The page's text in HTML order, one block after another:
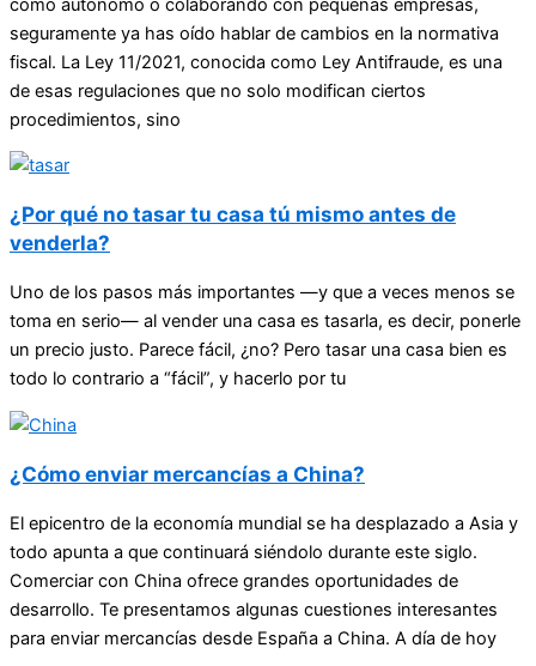
como autónomo o colaborando con pequeñas empresas,
seguramente ya has oído hablar de cambios en la normativa
fiscal. La Ley 11/2021, conocida como Ley Antifraude, es una
de esas regulaciones que no solo modifican ciertos
procedimientos, sino
¿Por qué no tasar tu casa tú mismo antes de
venderla?
Uno de los pasos más importantes —y que a veces menos se
toma en serio— al vender una casa es tasarla, es decir, ponerle
un precio justo. Parece fácil, ¿no? Pero tasar una casa bien es
todo lo contrario a “fácil”, y hacerlo por tu
¿Cómo enviar mercancías a China?
El epicentro de la economía mundial se ha desplazado a Asia y
todo apunta a que continuará siéndolo durante este siglo.
Comerciar con China ofrece grandes oportunidades de
desarrollo. Te presentamos algunas cuestiones interesantes
para enviar mercancías desde España a China. A día de hoy